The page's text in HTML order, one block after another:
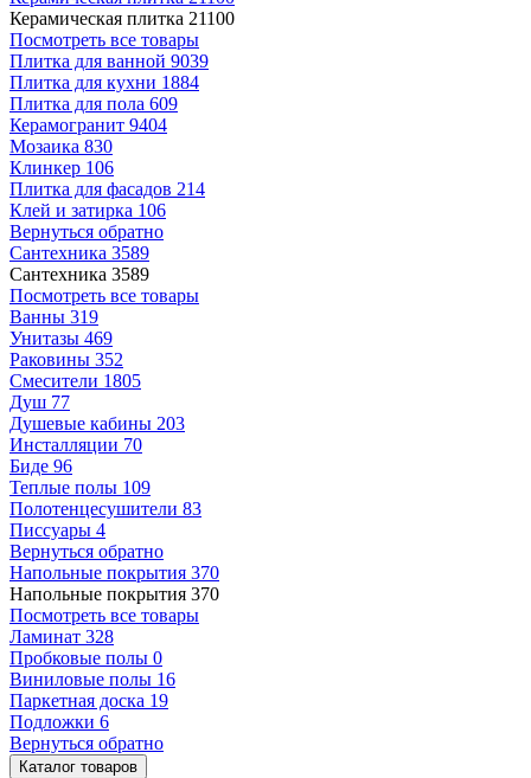
Керамическая плитка 21100
Посмотреть все товары
Плитка для ванной 9039
Плитка для кухни 1884
Плитка для пола 609
Керамогранит 9404
Мозаика 830
Клинкер 106
Плитка для фасадов 214
Клей и затирка 106
Вернуться обратно
Сантехника 3589
Сантехника 3589
Посмотреть все товары
Ванны 319
Унитазы 469
Раковины 352
Смесители 1805
Душ 77
Душевые кабины 203
Инсталляции 70
Биде 96
Теплые полы 109
Полотенцесушители 83
Писсуары 4
Вернуться обратно
Напольные покрытия 370
Напольные покрытия 370
Посмотреть все товары
Ламинат 328
Пробковые полы 0
Виниловые полы 16
Паркетная доска 19
Подложки 6
Вернуться обратно
Каталог товаров